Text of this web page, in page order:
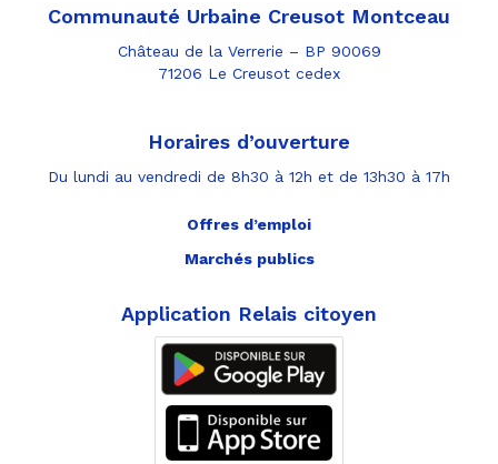
Communauté Urbaine Creusot Montceau
Château de la Verrerie – BP 90069
71206 Le Creusot cedex
Horaires d’ouverture
Du lundi au vendredi de 8h30 à 12h et de 13h30 à 17h
Offres d’emploi
Marchés publics
Application Relais citoyen